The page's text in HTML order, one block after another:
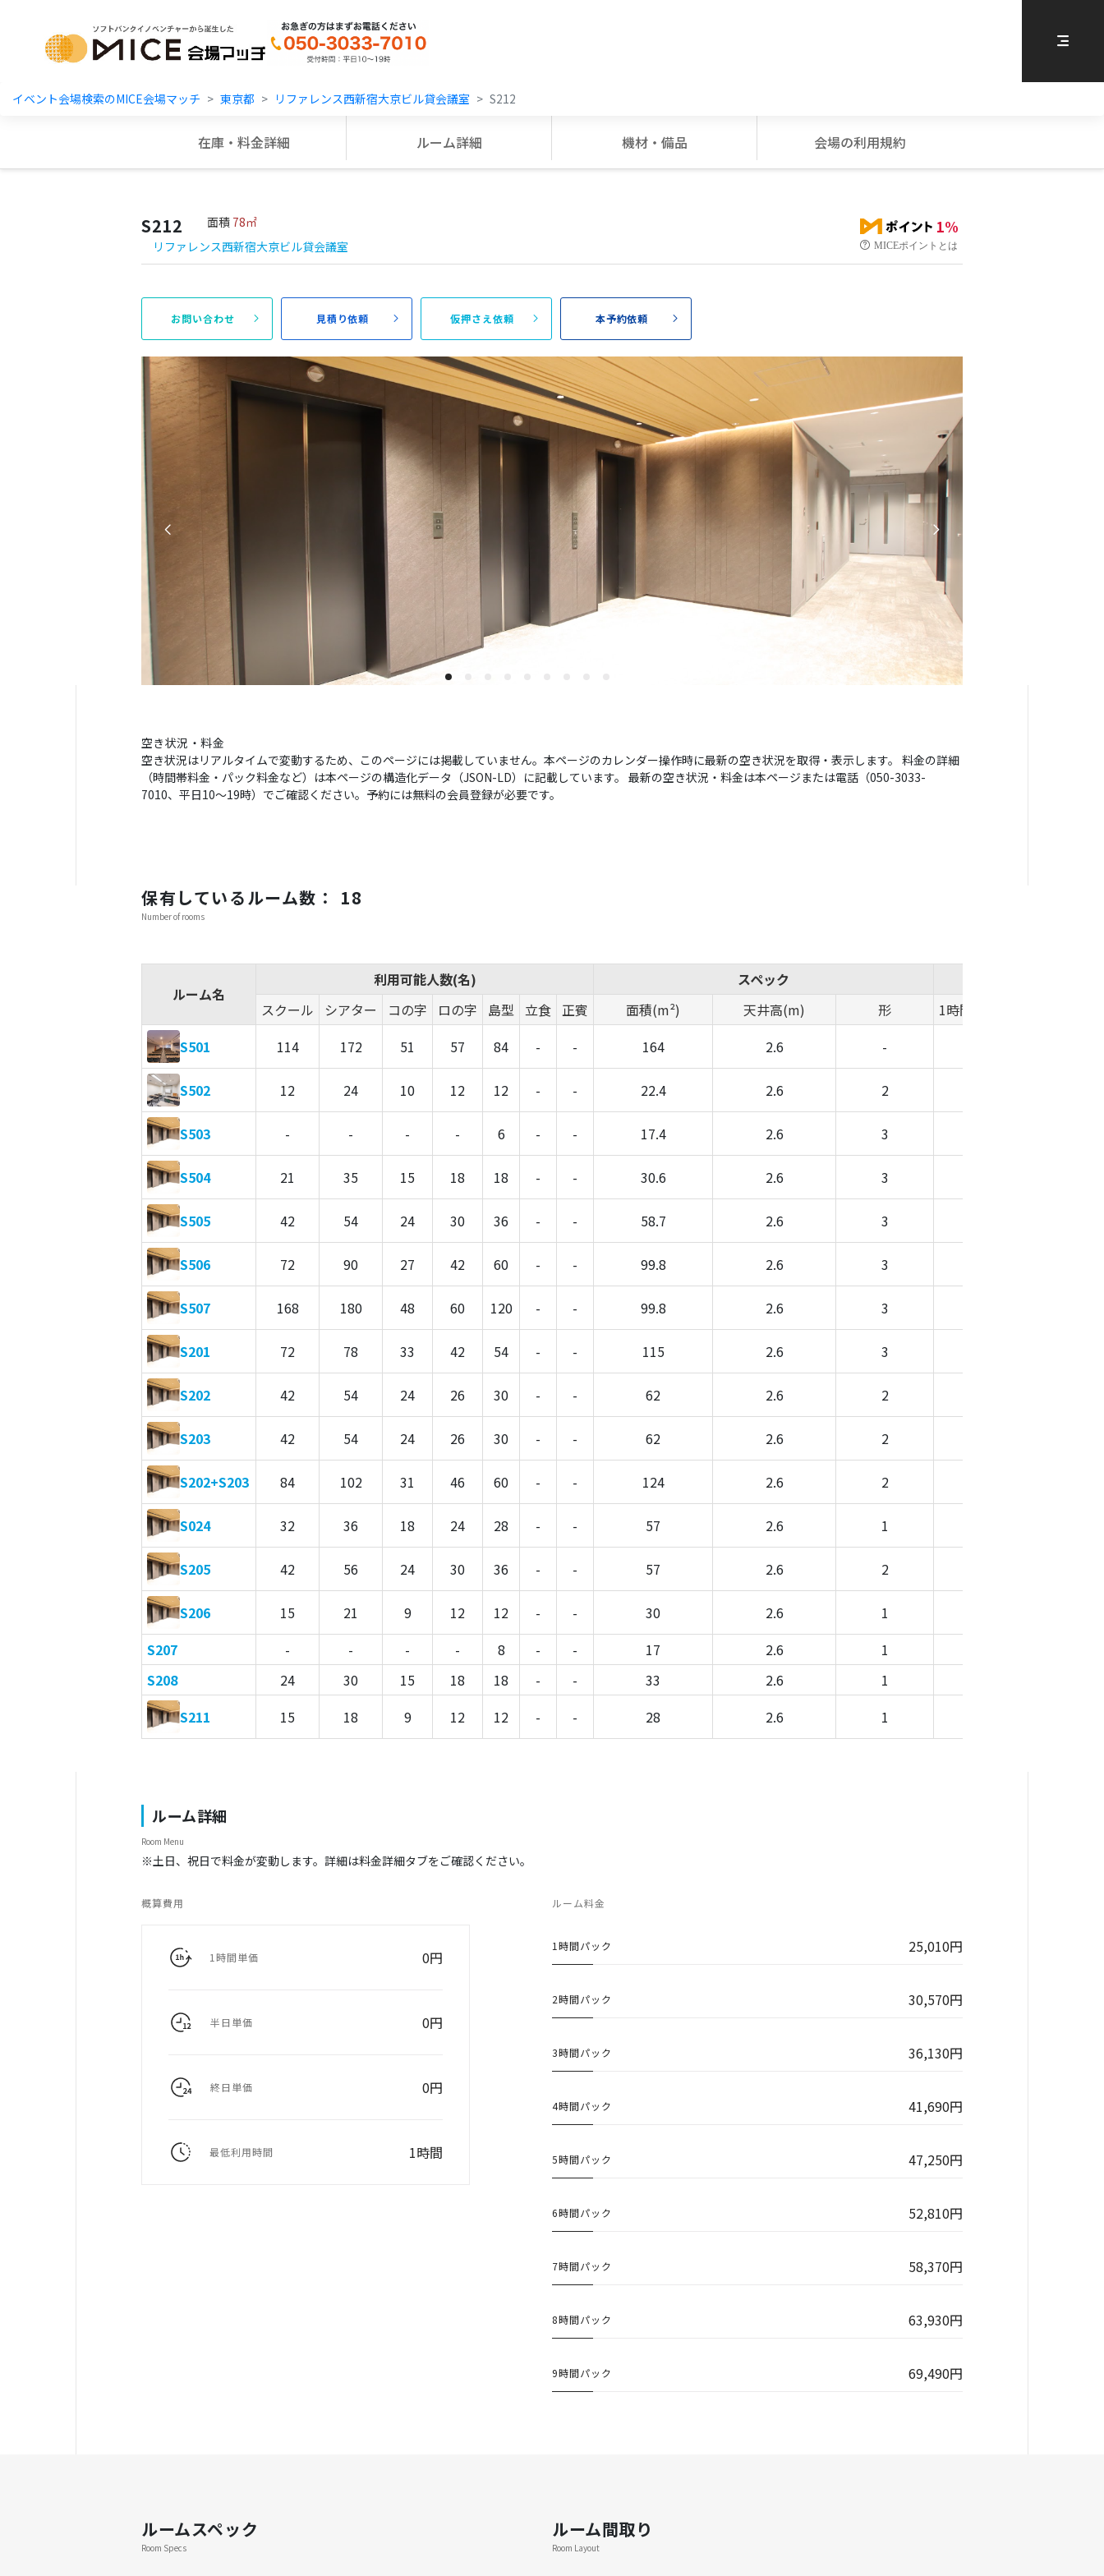
MICE Platform
イベント会場検索のMICE会場マッチ 東京都 リファレンス西新宿大京ビル貸会議室 S212
在庫・料金詳細 ルーム詳細 機材・備品 会場の利用規約
S212 面積 78㎡
リファレンス西新宿大京ビル貸会議室
1%
MICEポイントとは
お問い合わせ 見積り依頼 仮押さえ依頼 本予約依頼
空き状況・料金
空き状況はリアルタイムで変動するため、このページには掲載していません。本ページのカレンダー操作時に最新の空き状況を取得・表示します。 料金の詳細
（時間帯料金・パック料金など）は本ページの構造化データ（JSON-LD）に記載しています。 最新の空き状況・料金は本ページまたは電話（050-3033-
7010、平日10〜19時）でご確認ください。予約には無料の会員登録が必要です。
保有しているルーム数： 18
Number of rooms
ルーム名
利用可能人数(名) スペック
スクール
シアター コの字 ロの字 島型 立食 正賓 面積(m²) 天井高(m) 形 1時間料金(円)
S501
114 172 51 57 84 - - 164 2.6 -
S502 12 24 10 12 12 - - 22.4 2.6 2
S503 - - - - 6 - - 17.4 2.6 3
S504 21 35 15 18 18 - - 30.6 2.6 3
S505 42 54 24 30 36 - - 58.7 2.6 3
S506 72 90 27 42 60 - - 99.8 2.6 3
S507 168 180 48 60 120 - - 99.8 2.6 3
S201 72 78 33 42 54 - - 115 2.6 3
S202 42 54 24 26 30 - - 62 2.6 2
S203 42 54 24 26 30 - - 62 2.6 2
S202+S203 84 102 31 46 60 - - 124 2.6 2
S024 32 36 18 24 28 - - 57 2.6 1
S205 42 56 24 30 36 - - 57 2.6 2
S206 15 21 9 12 12 - - 30 2.6 1
S207
- - - - 8 - - 17 2.6 1
S208
24 30 15 18 18 - - 33 2.6 1
S211
15 18 9 12 12 - - 28 2.6 1
ルーム詳細
Room Menu
※土日、祝日で料金が変動します。詳細は料金詳細タブをご確認ください。
概算費用
1時間単価 0円
半日単価 0円
終日単価 0円
最低利用時間 1時間
ルーム料金
1時間パック 25,010円
2時間パック 30,570円
3時間パック 36,130円
4時間パック 41,690円
5時間パック 47,250円
6時間パック 52,810円
7時間パック 58,370円
8時間パック 63,930円
9時間パック 69,490円
ルームスペック
Room Specs
ルーム間取り
Room Layout